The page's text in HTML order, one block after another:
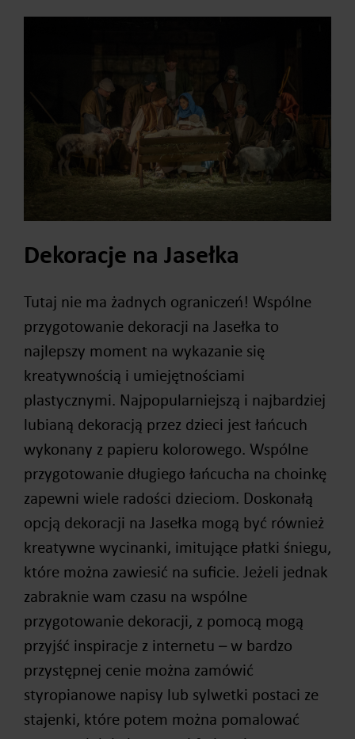
Dekoracje na Jasełka
Tutaj nie ma żadnych ograniczeń! Wspólne
przygotowanie dekoracji na Jasełka to
najlepszy moment na wykazanie się
kreatywnością i umiejętnościami
plastycznymi. Najpopularniejszą i najbardziej
lubianą dekoracją przez dzieci jest łańcuch
wykonany z papieru kolorowego. Wspólne
przygotowanie długiego łańcucha na choinkę
zapewni wiele radości dzieciom. Doskonałą
opcją dekoracji na Jasełka mogą być również
kreatywne wycinanki, imitujące płatki śniegu,
które można zawiesić na suficie. Jeżeli jednak
zabraknie wam czasu na wspólne
przygotowanie dekoracji, z pomocą mogą
przyjść inspiracje z internetu – w bardzo
przystępnej cenie można zamówić
styropianowe napisy lub sylwetki postaci ze
stajenki, które potem można pomalować